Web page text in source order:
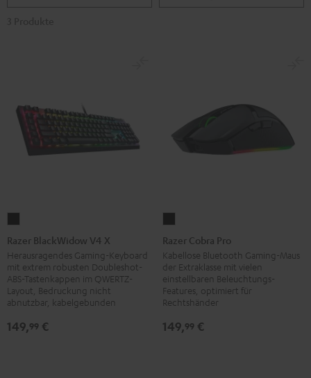
BlackWidow
V4
X
Black
Razer BlackWidow V4 X
Herausragendes Gaming-Keyboard
mit extrem robusten Doubleshot-
ABS-Tastenkappen im QWERTZ-
Layout, Bedruckung nicht
abnutzbar, kabelgebunden
149,99 €
Cobra
Pro
Black
Razer Cobra Pro
Kabellose Bluetooth Gaming-Maus
der Extraklasse mit vielen
einstellbaren Beleuchtungs-
Features, optimiert für
Rechtshänder
149,99 €